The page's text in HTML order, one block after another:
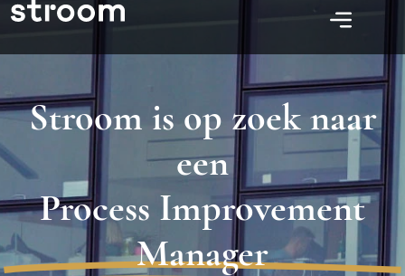
Stroom is op zoek naar
een
Process Improvement
Manager